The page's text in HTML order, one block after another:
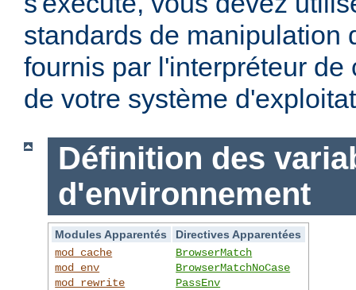
standards de manipulation
fournis par l'interpréteur de
de votre système
Définition des
d'environnement
Modules Apparentés
Directives Apparentées
mod_cache
mod_env
mod_rewrite
BrowserMatch
BrowserMatchNoCase
PassEnv